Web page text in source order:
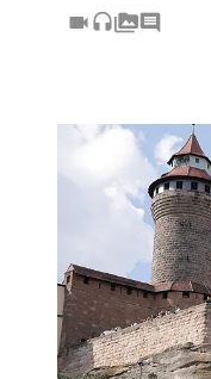
videocam headsetperm_mediacomment